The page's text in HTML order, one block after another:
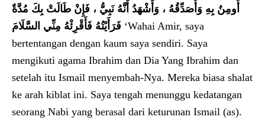
أُومِنُ بِهِ وَأُصَدِّقُهُ ، وَأَشْهَدُ أَنَّهُ نَبِيُّ ، فَإِنْ طَالَتْ بِكَ مُدَّةٌ
فَرَأَيْتُهُ فَأَقْرِئْهُ مِنِّي السَّلَامَ ‘Wahai Amir, saya
bertentangan dengan kaum saya sendiri. Saya
mengikuti agama Ibrahim dan Dia Yang Ibrahim dan
setelah itu Ismail menyembah-Nya. Mereka biasa shalat
ke arah kiblat ini. Saya tengah menunggu kedatangan
seorang Nabi yang berasal dari keturunan Ismail (as).